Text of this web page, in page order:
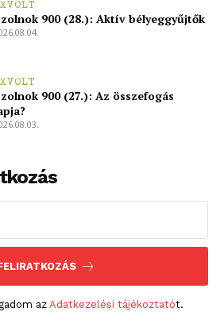
900 (28.): Aktív bélyeggyűjtők
900 (27.): Az összefogás
az Adatkezelési tájékoztatót.